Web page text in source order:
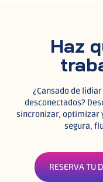
Haz
¿Cansado de
desconectados?
sincronizar, optimizar
segura,
RESERVA TU